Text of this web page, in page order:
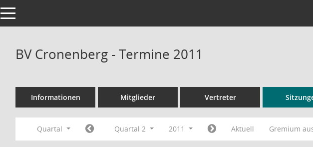
Toggle navigation
BV Cronenberg - Termine 2011
Informationen Mitglieder Vertreter
Quartal Quartal 2 2011 Aktuell Gremium